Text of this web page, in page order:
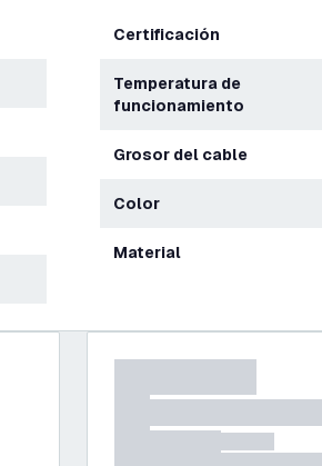
Certificación
Temperatura de
funcionamiento
Grosor del cable
Color
Material